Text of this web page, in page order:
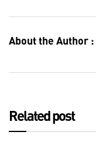
About the Author :
Related post